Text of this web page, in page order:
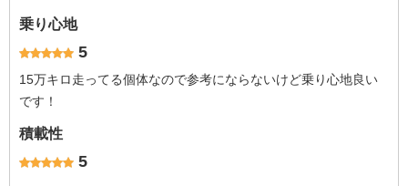
乗り心地
5
15万キロ走ってる個体なので参考にならないけど乗り心地良い
です！
積載性
5